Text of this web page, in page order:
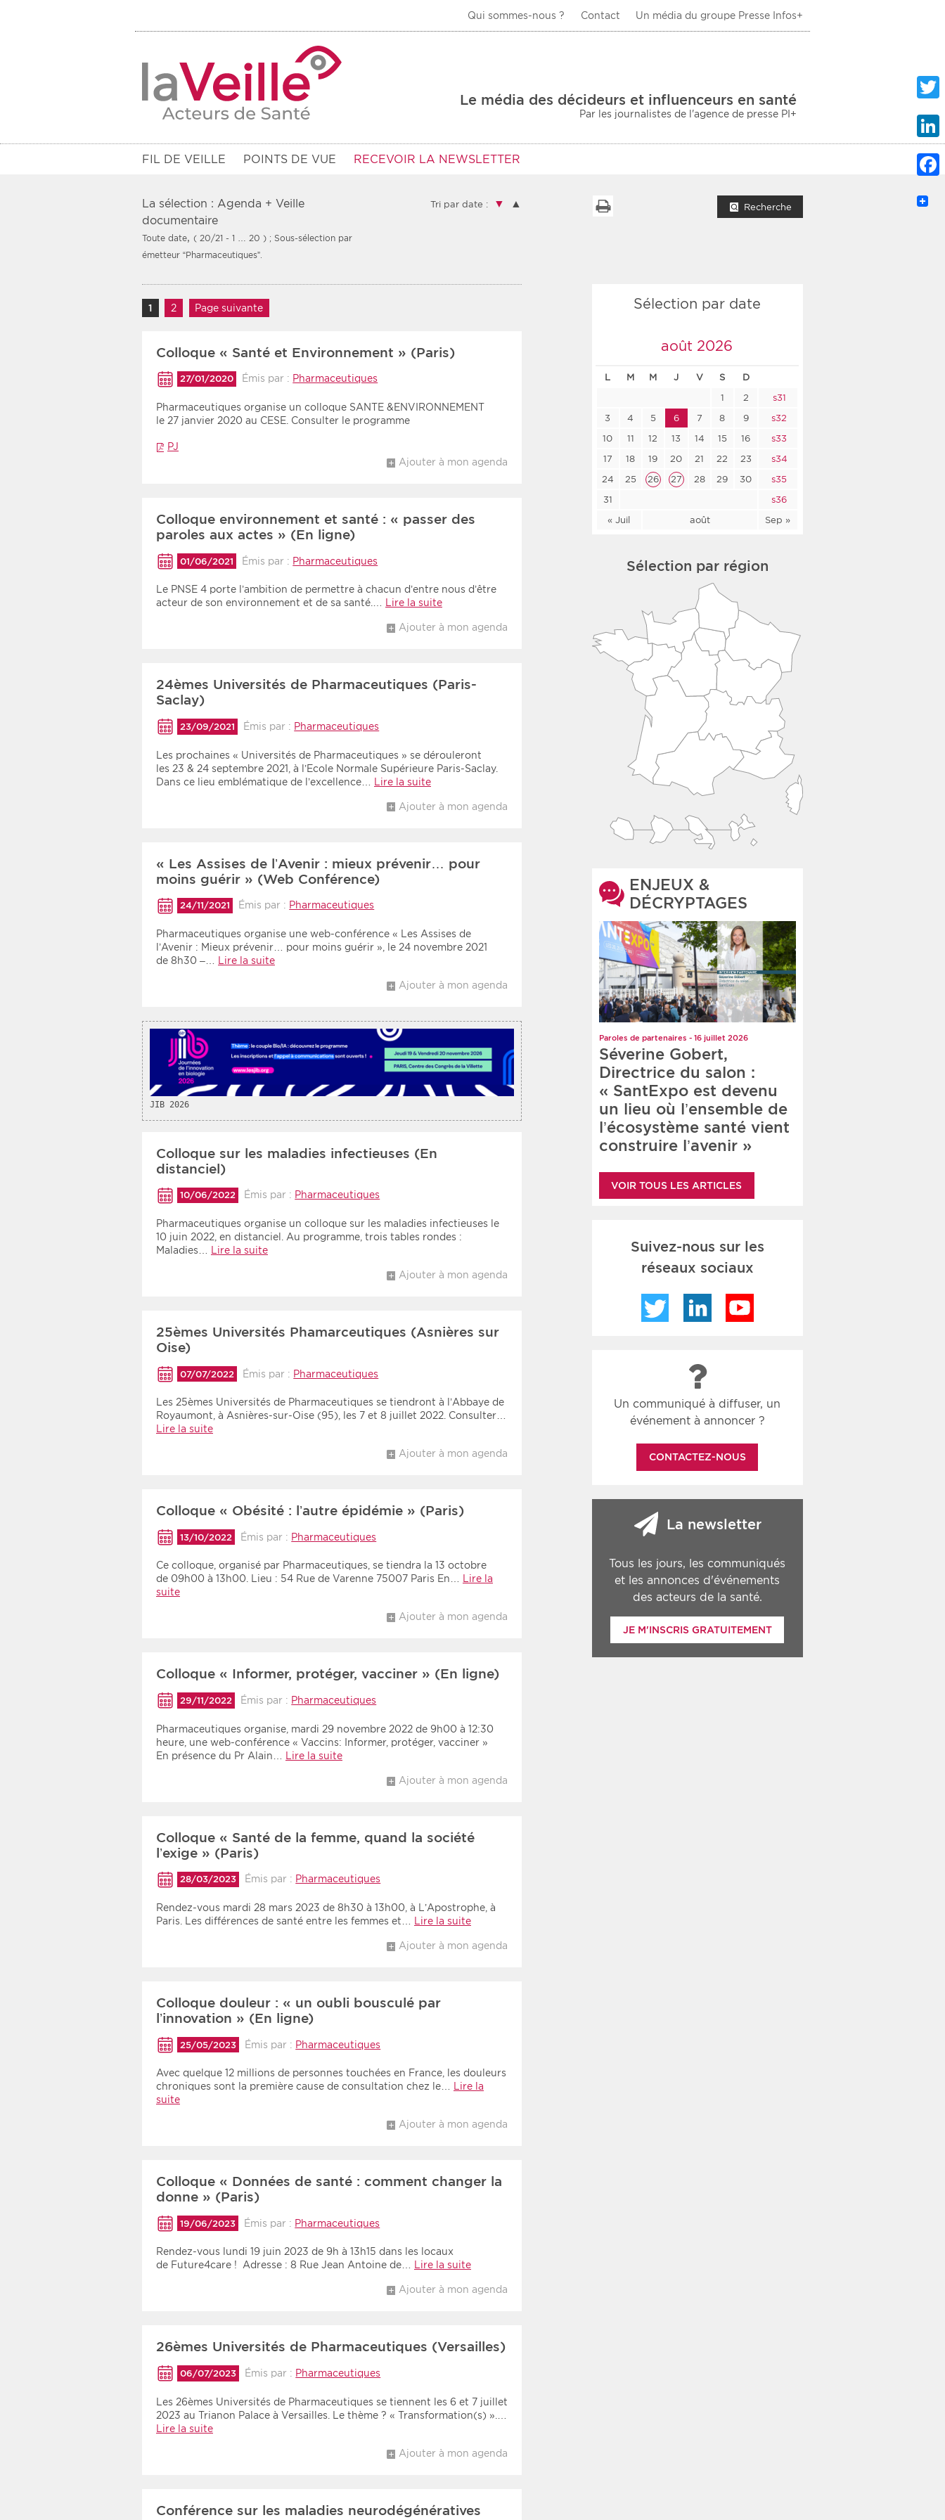
Qui sommes-nous ? Contact Un média du groupe Presse Infos+
Le média des décideurs et influenceurs en santé
Par les journalistes de l'agence de presse PI+
FIL DE VEILLE POINTS DE VUE RECEVOIR LA NEWSLETTER
Communiqués des 10 derniers jours Sanitaire
Zone géographique
Choisir une zone
Période
Chronologique
Inversé
La sélection : Agenda + Veille
documentaire
Toute date, ( 20/21 - 1 … 20 ) ; Sous-sélection par
émetteur “Pharmaceutiques”.
Tri par date : ▼ ▲ Recherche
Navigation des articles
Page
1 Page
2 Page suivante
Colloque « Santé et Environnement » (Paris)
27/01/2020 Émis par : Pharmaceutiques
Pharmaceutiques organise un colloque SANTE &ENVIRONNEMENT
le 27 janvier 2020 au CESE. Consulter le programme
PJ
Ajouter à mon agenda
Colloque environnement et santé : « passer des
paroles aux actes » (En ligne)
01/06/2021 Émis par : Pharmaceutiques
Le PNSE 4 porte l’ambition de permettre à chacun d’entre nous d’être
acteur de son environnement et de sa santé.… Lire la suite
Ajouter à mon agenda
24èmes Universités de Pharmaceutiques (Paris-
Saclay)
23/09/2021 Émis par : Pharmaceutiques
Les prochaines « Universités de Pharmaceutiques » se dérouleront
les 23 & 24 septembre 2021, à l’Ecole Normale Supérieure Paris-Saclay.
Dans ce lieu emblématique de l’excellence… Lire la suite
Ajouter à mon agenda
« Les Assises de l’Avenir : mieux prévenir… pour
moins guérir » (Web Conférence)
24/11/2021 Émis par : Pharmaceutiques
Pharmaceutiques organise une web-conférence « Les Assises de
l’Avenir : Mieux prévenir… pour moins guérir », le 24 novembre 2021
de 8h30 –…
Lire la suite
Ajouter à mon agenda
JIB 2026
Colloque sur les maladies infectieuses (En
distanciel)
10/06/2022 Émis par : Pharmaceutiques
Pharmaceutiques organise un colloque sur les maladies infectieuses le
10 juin 2022, en distanciel. Au programme, trois tables rondes :
Maladies…
Lire la suite
Ajouter à mon agenda
25èmes Universités Phamarceutiques (Asnières sur
Oise)
07/07/2022 Émis par : Pharmaceutiques
Les 25èmes Universités de Pharmaceutiques se tiendront à l’Abbaye de
Royaumont, à Asnières-sur-Oise (95), les 7 et 8 juillet 2022. Consulter…
Lire la suite
Ajouter à mon agenda
Colloque « Obésité : l’autre épidémie » (Paris)
13/10/2022 Émis par : Pharmaceutiques
Ce colloque, organisé par Pharmaceutiques, se tiendra la 13 octobre
de 09h00 à 13h00. Lieu : 54 Rue de Varenne 75007 Paris En… Lire la
suite
Ajouter à mon agenda
Colloque « Informer, protéger, vacciner » (En ligne)
29/11/2022 Émis par : Pharmaceutiques
Pharmaceutiques organise, mardi 29 novembre 2022 de 9h00 à 12:30
heure, une web-conférence « Vaccins: Informer, protéger, vacciner »
En présence du Pr Alain…
Lire la suite
Ajouter à mon agenda
Colloque « Santé de la femme, quand la société
l’exige » (Paris)
28/03/2023 Émis par : Pharmaceutiques
Rendez-vous mardi 28 mars 2023 de 8h30 à 13h00, à L’Apostrophe, à
Paris. Les différences de santé entre les femmes et…
Lire la suite
Ajouter à mon agenda
Colloque douleur : « un oubli bousculé par
l’innovation » (En ligne)
25/05/2023 Émis par : Pharmaceutiques
Avec quelque 12 millions de personnes touchées en France, les douleurs
chroniques sont la première cause de consultation chez le…
Lire la
suite
Ajouter à mon agenda
Colloque « Données de santé : comment changer la
donne » (Paris)
19/06/2023 Émis par : Pharmaceutiques
Rendez-vous lundi 19 juin 2023 de 9h à 13h15 dans les locaux
de Future4care ! Adresse : 8 Rue Jean Antoine de… Lire la suite
Ajouter à mon agenda
26èmes Universités de Pharmaceutiques (Versailles)
06/07/2023 Émis par : Pharmaceutiques
Les 26èmes Universités de Pharmaceutiques se tiennent les 6 et 7 juillet
2023 au Trianon Palace à Versailles. Le thème ? « Transformation(s) ».…
Lire la suite
Ajouter à mon agenda
Conférence sur les maladies neurodégénératives
Sélection par date
août 2026
L M M J V S D
« Juil août Sep »
1 2
s31
3
4 5 6 7 8 9
s32
10
11 12 13 14 15 16
s33
17
18 19 20 21 22 23
s34
24
25 26 27 28 29 30
s35
31
s36
Sélection par région
ENJEUX &
DÉCRYPTAGES
Paroles de partenaires - 16 juillet 2026
Séverine Gobert,
Directrice du salon :
« SantExpo est devenu
un lieu où l’ensemble de
l’écosystème santé vient
construire l’avenir »
VOIR TOUS LES ARTICLES
Suivez-nous sur les
réseaux sociaux
Twitter LinkedIn
Un communiqué à diffuser, un
événement à annoncer ?
CONTACTEZ-NOUS
La newsletter
Tous les jours, les communiqués
et les annonces d'événements
des acteurs de la santé.
JE M'INSCRIS GRATUITEMENT